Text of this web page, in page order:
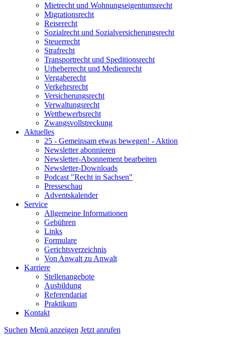
Mietrecht und Wohnungseigentumsrecht
Migrationsrecht
Reiserecht
Sozialrecht und Sozialversicherungsrecht
Steuerrecht
Strafrecht
Transportrecht und Speditionsrecht
Urheberrecht und Medienrecht
Vergaberecht
Verkehrsrecht
Versicherungsrecht
Verwaltungsrecht
Wettbewerbsrecht
Zwangsvollstreckung
Aktuelles
25 - Gemeinsam etwas bewegen! - Aktion
Newsletter abonnieren
Newsletter-Abonnement bearbeiten
Newsletter-Downloads
Podcast "Recht in Sachsen"
Presseschau
Adventskalender
Service
Allgemeine Informationen
Gebühren
Links
Formulare
Gerichtsverzeichnis
Von Anwalt zu Anwalt
Karriere
Stellenangebote
Ausbildung
Referendariat
Praktikum
Kontakt
Suchen Menü anzeigen Jetzt anrufen